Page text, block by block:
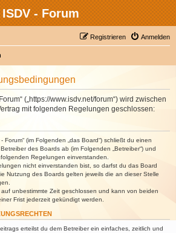
ISDV - Forum
Anmelden
Registrieren
(„https://www.isdv.net/forum“) wird zwischen
mit folgenden Regelungen geschlossen:
Forum“ (im Folgenden „das Board“) schließt du einen
des Boards ab (im Folgenden „Betreiber“) und
Regelungen einverstanden.
nicht einverstanden bist, so darfst du das Board
Nutzung des Boards gelten jeweils die an dieser Stelle
unbestimmte Zeit geschlossen und kann von beiden
Frist jederzeit gekündigt werden.
erteilst du dem Betreiber ein einfaches, zeitlich und